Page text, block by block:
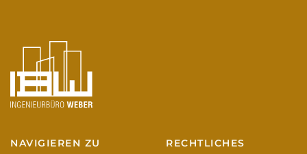
NAVIGIEREN ZU RECHTLICHES